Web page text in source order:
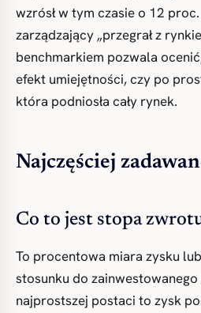
wzrósł w tym czasie o 12
zarządzający „przegrał z
benchmarkiem pozwala
efekt umiejętności, czy po
która podniosła cały rynek.
Najczęściej
Co to jest stopa
To procentowa miara zysku
stosunku do zainwestowanego
najprostszej postaci to zysk